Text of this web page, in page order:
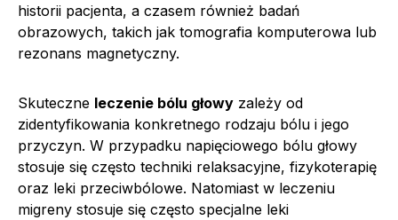
historii pacjenta, a czasem również badań
obrazowych, takich jak tomografia komputerowa lub
rezonans magnetyczny.
Skuteczne leczenie bólu głowy zależy od
zidentyfikowania konkretnego rodzaju bólu i jego
przyczyn. W przypadku napięciowego bólu głowy
stosuje się często techniki relaksacyjne, fizykoterapię
oraz leki przeciwbólowe. Natomiast w leczeniu
migreny stosuje się często specjalne leki